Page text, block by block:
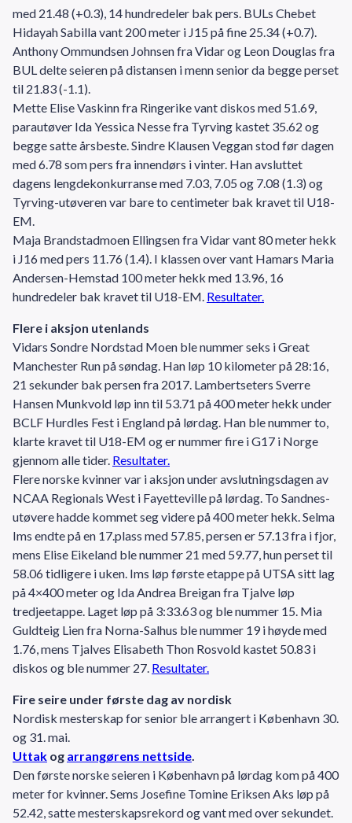
med 21.48 (+0.3), 14 hundredeler bak pers. BULs Chebet
Hidayah Sabilla vant 200 meter i J15 på fine 25.34 (+0.7).
Anthony Ommundsen Johnsen fra Vidar og Leon Douglas fra
BUL delte seieren på distansen i menn senior da begge perset
til 21.83 (-1.1).
Mette Elise Vaskinn fra Ringerike vant diskos med 51.69,
parautøver Ida Yessica Nesse fra Tyrving kastet 35.62 og
begge satte årsbeste. Sindre Klausen Veggan stod før dagen
med 6.78 som pers fra innendørs i vinter. Han avsluttet
dagens lengdekonkurranse med 7.03, 7.05 og 7.08 (1.3) og
Tyrving-utøveren var bare to centimeter bak kravet til U18-
EM.
Maja Brandstadmoen Ellingsen fra Vidar vant 80 meter hekk
i J16 med pers 11.76 (1.4). I klassen over vant Hamars Maria
Andersen-Hemstad 100 meter hekk med 13.96, 16
hundredeler bak kravet til U18-EM. Resultater.
Flere i aksjon utenlands
Vidars Sondre Nordstad Moen ble nummer seks i Great
Manchester Run på søndag. Han løp 10 kilometer på 28:16,
21 sekunder bak persen fra 2017. Lambertseters Sverre
Hansen Munkvold løp inn til 53.71 på 400 meter hekk under
BCLF Hurdles Fest i England på lørdag. Han ble nummer to,
klarte kravet til U18-EM og er nummer fire i G17 i Norge
gjennom alle tider. Resultater.
Flere norske kvinner var i aksjon under avslutningsdagen av
NCAA Regionals West i Fayetteville på lørdag. To Sandnes-
utøvere hadde kommet seg videre på 400 meter hekk. Selma
Ims endte på en 17.plass med 57.85, persen er 57.13 fra i fjor,
mens Elise Eikeland ble nummer 21 med 59.77, hun perset til
58.06 tidligere i uken. Ims løp første etappe på UTSA sitt lag
på 4×400 meter og Ida Andrea Breigan fra Tjalve løp
tredjeetappe. Laget løp på 3:33.63 og ble nummer 15. Mia
Guldteig Lien fra Norna-Salhus ble nummer 19 i høyde med
1.76, mens Tjalves Elisabeth Thon Rosvold kastet 50.83 i
diskos og ble nummer 27. Resultater.
Fire seire under første dag av nordisk
Nordisk mesterskap for senior ble arrangert i København 30.
og 31. mai.
Uttak og arrangørens nettside.
Den første norske seieren i København på lørdag kom på 400
meter for kvinner. Sems Josefine Tomine Eriksen Aks løp på
52.42, satte mesterskapsrekord og vant med over sekundet.